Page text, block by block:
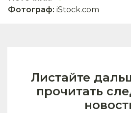
Фотограф: iStock.com
Листайте
прочитать